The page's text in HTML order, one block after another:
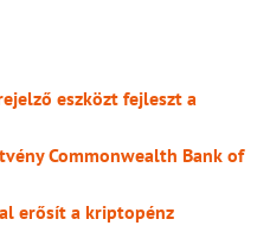
eszközt fejleszt a
Commonwealth Bank of
erősít a kriptopénz